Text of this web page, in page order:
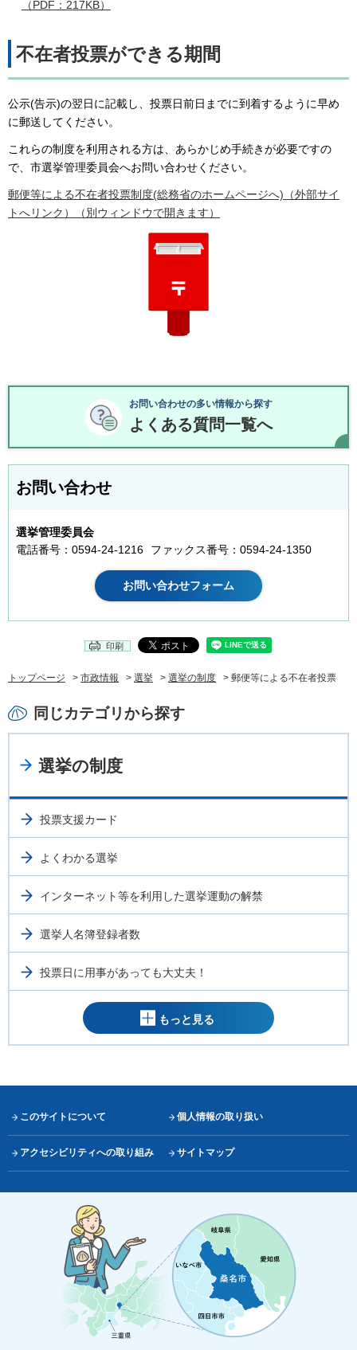
（PDF：217KB）
不在者投票ができる期間
公示(告示)の翌日に記載し、投票日前日までに到着するように早め
に郵送してください。
これらの制度を利用される方は、あらかじめ手続きが必要ですの
で、市選挙管理委員会へお問い合わせください。
郵便等による不在者投票制度(総務省のホームページへ)（外部サイ
トへリンク）（別ウィンドウで開きます）
お問い合わせの多い情報から探す
よくある質問一覧へ
お問い合わせ
選挙管理委員会
電話番号：0594-24-1216
ファックス番号：0594-24-1350
印刷
トップページ > 市政情報 > 選挙 > 選挙の制度 > 郵便等による不在者投票
同じカテゴリから探す
選挙の制度
投票支援カード
よくわかる選挙
インターネット等を利用した選挙運動の解禁
選挙人名簿登録者数
投票日に用事があっても大丈夫！
もっと見る
このサイトについて 個人情報の取り扱い
アクセシビリティへの取り組み サイトマップ